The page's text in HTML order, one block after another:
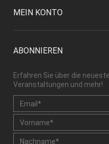
MEIN KONTO
ABONNIEREN
Erfahren Sie über die
Veranstaltungen und mehr!